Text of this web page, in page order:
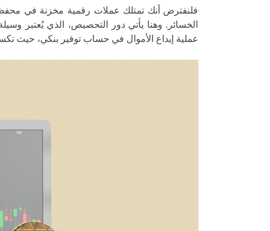
فلنفترض أنك تمتلك عملات رقمية مخزنة في
الخسائر. وهنا يأتي دور التحصيص، الذي يُعتبر
عملية إيداع الأموال في حساب توفير بنكي، حيث